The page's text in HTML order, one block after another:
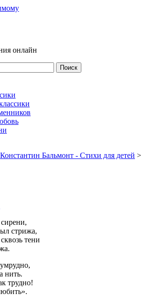
онлайн
Константин Бальмонт - Стихи для детей >
стрижа,
тени
нить.
трудно!